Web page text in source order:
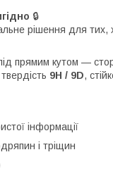
🔒
рішення для тих,
прямим кутом —
9H / 9D,
інформації
і тріщин